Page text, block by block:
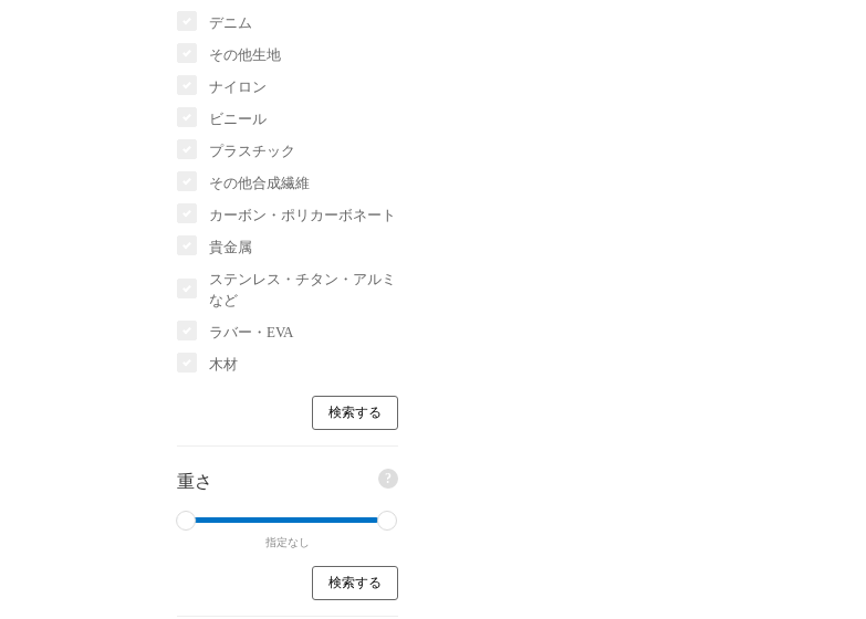
デニム
その他生地
ナイロン
ビニール
プラスチック
その他合成繊維
カーボン・ポリカーボネート
貴金属
ステンレス・チタン・アルミ
など
ラバー・EVA
木材
重さ ?
指定なし